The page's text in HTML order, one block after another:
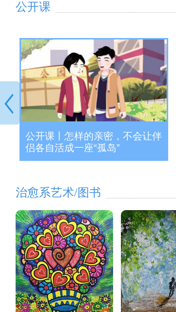
公开课
公开课丨怎样的亲密，不会让伴
侣各自活成一座“孤岛”
治愈系艺术/图书